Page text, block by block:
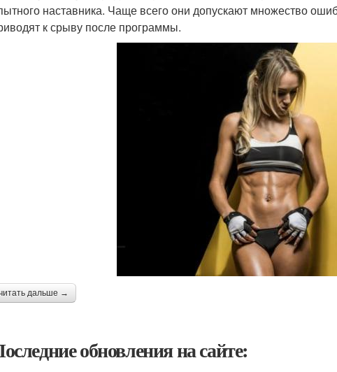
наставника. Чаще всего они допускают множество
к срыву после программы.
дальше →
обновления на сайте: